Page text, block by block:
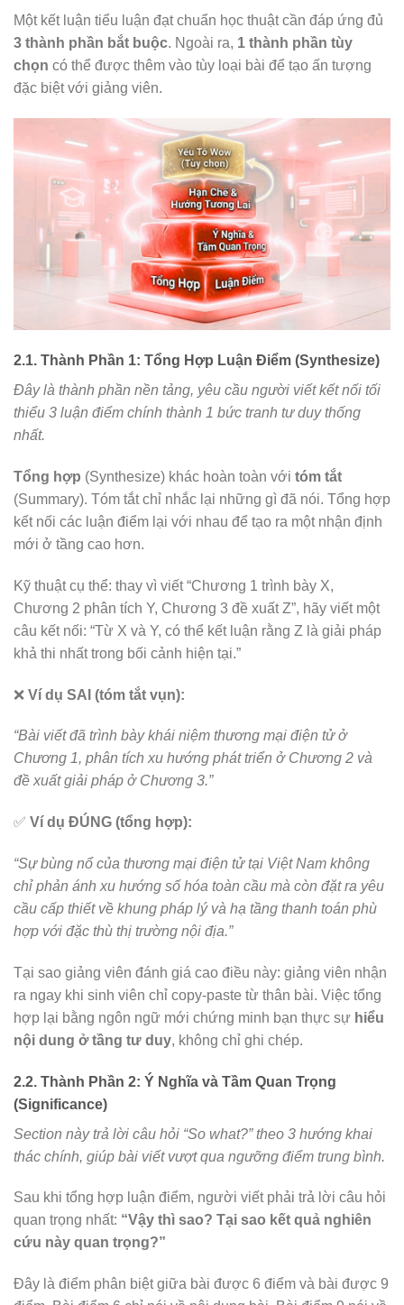
Một kết luận tiểu luận đạt chuẩn học thuật cần đáp ứng đủ
3 thành phần bắt buộc. Ngoài ra, 1 thành phần tùy
chọn có thể được thêm vào tùy loại bài để tạo ấn tượng
đặc biệt với giảng viên.
2.1. Thành Phần 1: Tổng Hợp Luận Điểm (Synthesize)
Đây là thành phần nền tảng, yêu cầu người viết kết nối tối
thiểu 3 luận điểm chính thành 1 bức tranh tư duy thống
nhất.
Tổng hợp (Synthesize) khác hoàn toàn với tóm tắt
(Summary). Tóm tắt chỉ nhắc lại những gì đã nói. Tổng hợp
kết nối các luận điểm lại với nhau để tạo ra một nhận định
mới ở tầng cao hơn.
Kỹ thuật cụ thể: thay vì viết “Chương 1 trình bày X,
Chương 2 phân tích Y, Chương 3 đề xuất Z”, hãy viết một
câu kết nối: “Từ X và Y, có thể kết luận rằng Z là giải pháp
khả thi nhất trong bối cảnh hiện tại.”
❌ Ví dụ SAI (tóm tắt vụn):
“Bài viết đã trình bày khái niệm thương mại điện tử ở
Chương 1, phân tích xu hướng phát triển ở Chương 2 và
đề xuất giải pháp ở Chương 3.”
✅ Ví dụ ĐÚNG (tổng hợp):
“Sự bùng nổ của thương mại điện tử tại Việt Nam không
chỉ phản ánh xu hướng số hóa toàn cầu mà còn đặt ra yêu
cầu cấp thiết về khung pháp lý và hạ tầng thanh toán phù
hợp với đặc thù thị trường nội địa.”
Tại sao giảng viên đánh giá cao điều này: giảng viên nhận
ra ngay khi sinh viên chỉ copy-paste từ thân bài. Việc tổng
hợp lại bằng ngôn ngữ mới chứng minh bạn thực sự hiểu
nội dung ở tầng tư duy, không chỉ ghi chép.
2.2. Thành Phần 2: Ý Nghĩa và Tầm Quan Trọng
(Significance)
Section này trả lời câu hỏi “So what?” theo 3 hướng khai
thác chính, giúp bài viết vượt qua ngưỡng điểm trung bình.
Sau khi tổng hợp luận điểm, người viết phải trả lời câu hỏi
quan trọng nhất: “Vậy thì sao? Tại sao kết quả nghiên
cứu này quan trọng?”
Đây là điểm phân biệt giữa bài được 6 điểm và bài được 9